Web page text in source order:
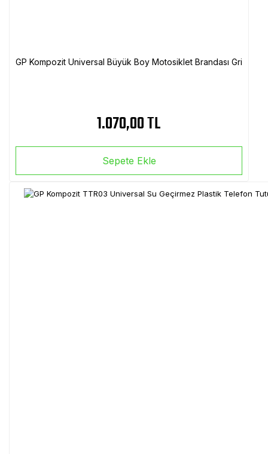
GP Kompozit Universal Büyük Boy Motosiklet Brandası Gri
1.070,00 TL
Sepete Ekle